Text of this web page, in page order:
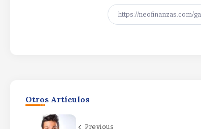
Otros Artículos
Previous